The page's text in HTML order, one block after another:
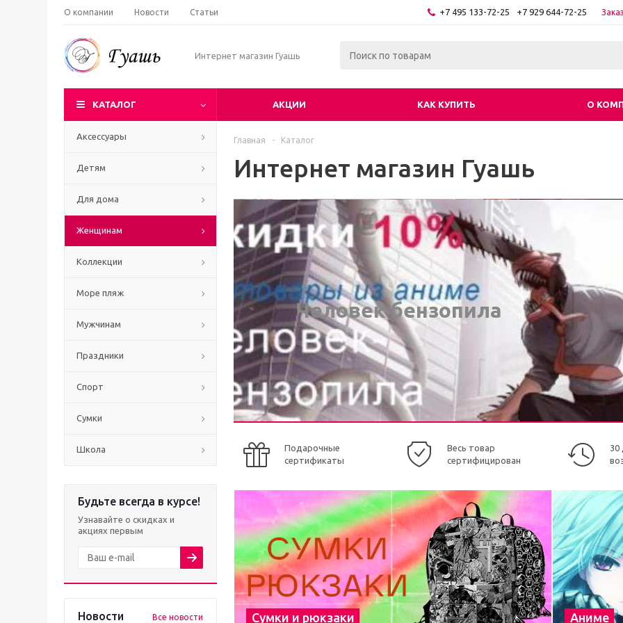
О компании Новости Статьи +7 495 133-72-25 +7 929 644-72-25
Интернет магазин Гуашь
КАТАЛОГ АКЦИИ КАК КУПИТЬ О
Аксессуары
Детям
Для дома
Женщинам
Коллекции
Море пляж
Мужчинам
Праздники
Спорт
Сумки
Школа
Будьте всегда в курсе!
Узнавайте о скидках и
акциях первым
Новости Все новости
Главная - Каталог
Интернет магазин Гуашь
Человек бензопила
Подарочные
сертификаты
Весь товар
сертифицирован
30
Сумки и рюкзаки Аниме